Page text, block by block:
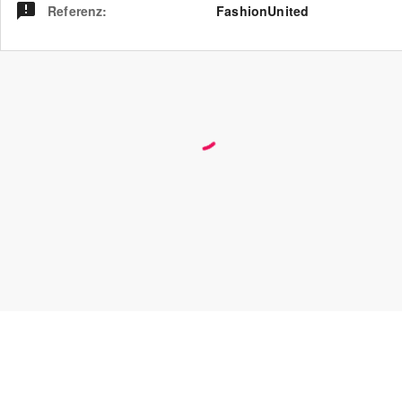
Referenz: FashionUnited